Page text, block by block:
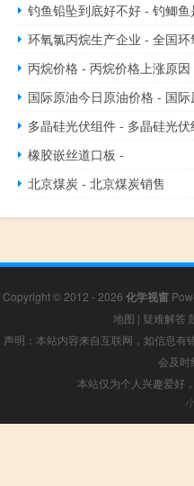
钓鱼铅坠到底好不好 - 钓鲫
环氧氯丙烷生产企业 - 全国
丙烷价格 - 丙烷价格上涨原因
国际原油今日原油价格 - 国
多晶硅光伏组件 - 多晶硅光
橡胶嵌丝道口板 -
北京煤炭 - 北京煤炭销售
Copyright © 2012 - 2026 化学视窗
地图 | 疑难解答
声明：本站内容来自互联网，如信息
会及时
本站仅为个人兴趣爱好